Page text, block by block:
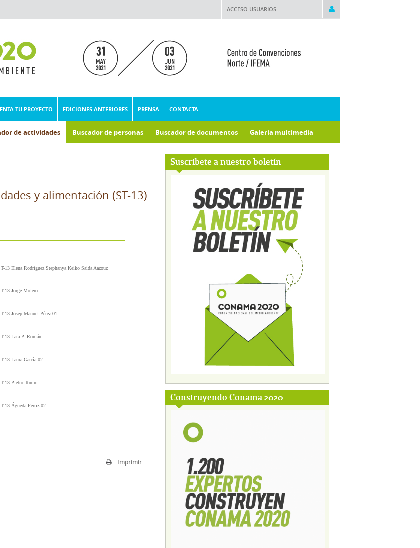
ACCESO USUARIOS
TU PROYECTO EDICIONES ANTERIORES PRENSA CONTACTA
de actividades Buscador de personas Buscador de documentos Galería multimedia
Suscríbete a nuestro boletín
Construyendo Conama 2020
y alimentación (ST-13)
13 Elena Rodríguez Stephanya Keiko Saida Aazouz
13 Jorge Molero
13 Josep Manuel Pérez 01
13 Lara P. Román
13 Laura García 02
13 Pietro Tonini
13 Águeda Ferriz 02
Imprimir